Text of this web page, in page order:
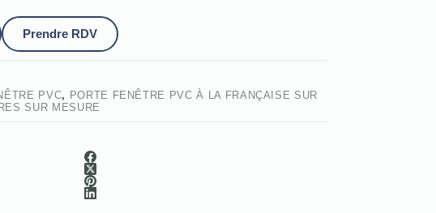
Prendre RDV
PVC, PORTE FENÊTRE PVC À LA FRANÇAISE SUR
SUR MESURE